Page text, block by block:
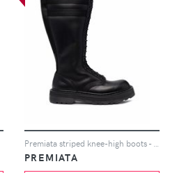
Premiata striped knee-high boots - Schwarz
PREMIATA